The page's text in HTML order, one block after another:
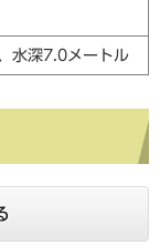
水深7.0メートル